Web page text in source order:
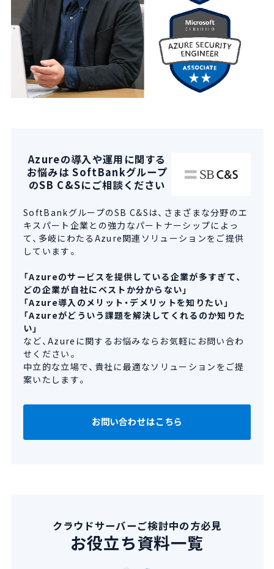
Azureの導入や運用に関する
お悩みは SoftBankグループ
のSB C&Sにご相談ください
SoftBankグループのSB C&Sは、さまざまな分野のエ
キスパート企業との強力なパートナーシップによっ
て、多岐にわたるAzure関連ソリューションをご提供
しています。
「Azureのサービスを提供している企業が多すぎて、
どの企業が自社にベストか分からない」
「Azure導入のメリット・デメリットを知りたい」
「Azureがどういう課題を解決してくれるのか知りた
い」
など、Azureに関するお悩みならお気軽にお問い合わ
せください。
中立的な立場で、貴社に最適なソリューションをご提
案いたします。
お問い合わせはこちら
クラウドサーバーご検討中の方必見
お役立ち資料一覧